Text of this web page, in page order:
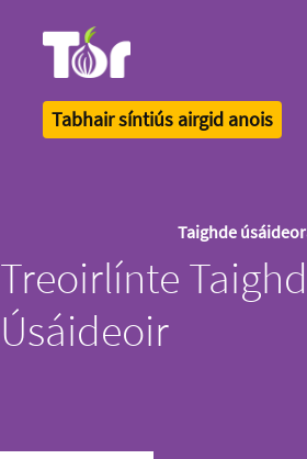
Tabhair síntiús airgid anois
Taighde
Treoirlínte
Úsáideoir